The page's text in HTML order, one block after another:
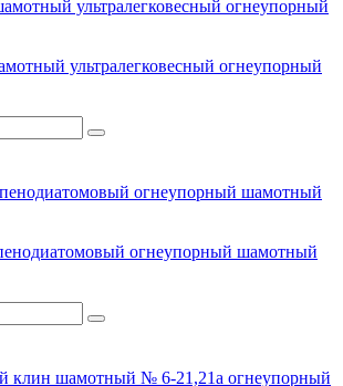
ультралегковесный огнеупорный
огнеупорный шамотный